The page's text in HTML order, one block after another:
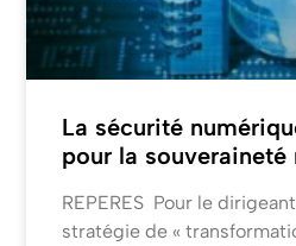
La sécurité
pour la souveraineté
REPERES Pour le
stratégie de «